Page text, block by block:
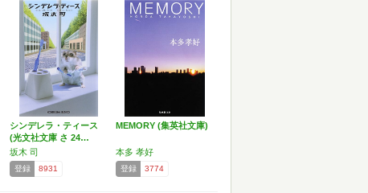
シンデレラ・ティース
(光文社文庫 さ 24…
坂木 司
登録 8931
MEMORY (集英社文庫)
本多 孝好
登録 3774